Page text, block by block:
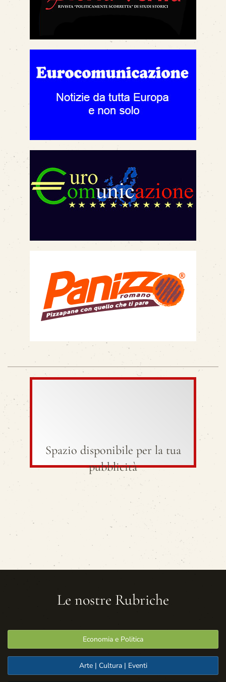
Spazio disponibile per la tua
pubblicità
Le nostre Rubriche
Economia e Politica
Arte | Cultura | Eventi